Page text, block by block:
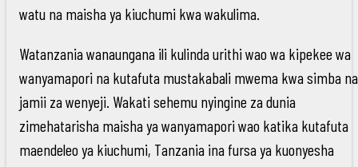
watu na maisha ya kiuchumi kwa wakulima.
Watanzania wanaungana ili kulinda urithi wao wa kipekee wa
wanyamapori na kutafuta mustakabali mwema kwa simba na
jamii za wenyeji. Wakati sehemu nyingine za dunia
zimehatarisha maisha ya wanyamapori wao katika kutafuta
maendeleo ya kiuchumi, Tanzania ina fursa ya kuonyesha